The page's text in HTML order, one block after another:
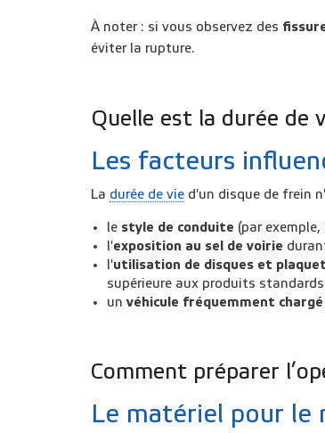
À noter : si vous observez des
éviter la rupture.
Quelle est la durée de
Les facteurs
La durée de vie d'un disque de frein
le style de conduite (par
l'exposition au sel de voirie
l'utilisation de disques et
supérieure aux produits standards
un véhicule fréquemment chargé
Comment préparer
Le matériel pour le